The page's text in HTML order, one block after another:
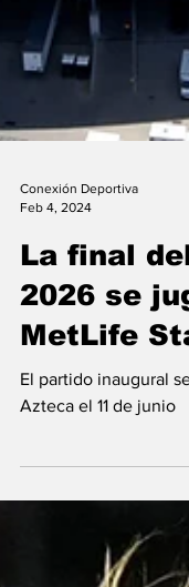
Feb 4, 2024
La final
2026 se
MetLife
El partido inaugural
Azteca el 11 de junio